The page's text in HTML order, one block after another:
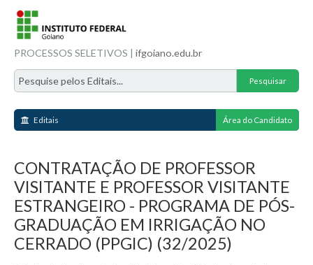
PROCESSOS SELETIVOS | ifgoiano.edu.br
Editais Área do Candidato
CONTRATAÇÃO DE PROFESSOR
VISITANTE E PROFESSOR VISITANTE
ESTRANGEIRO - PROGRAMA DE PÓS-
GRADUAÇÃO EM IRRIGAÇÃO NO
CERRADO (PPGIC) (32/2025)